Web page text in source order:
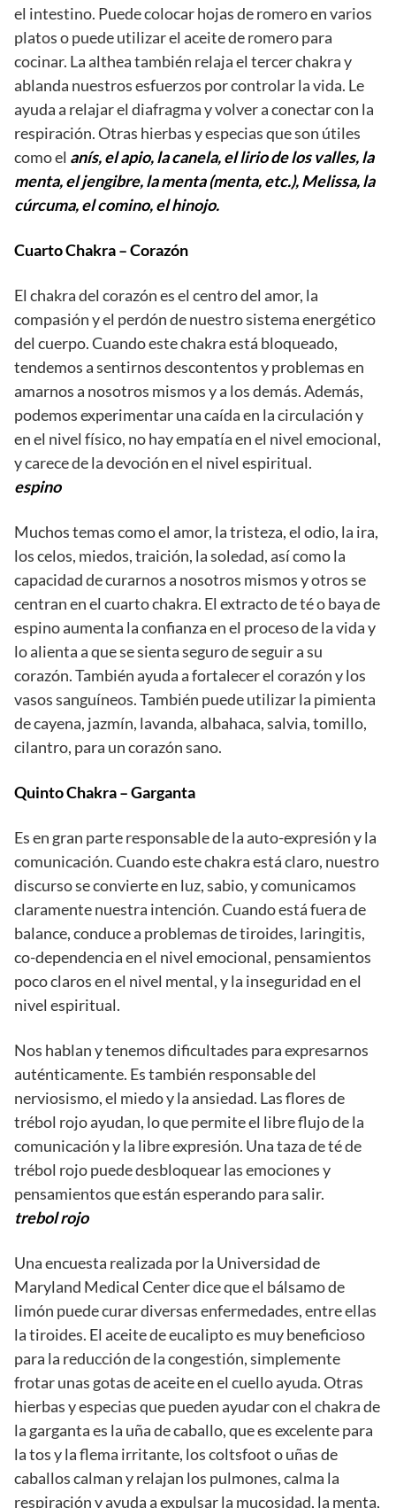
el intestino. Puede colocar hojas de romero en varios
platos o puede utilizar el aceite de romero para
cocinar. La althea también relaja el tercer chakra y
ablanda nuestros esfuerzos por controlar la vida. Le
ayuda a relajar el diafragma y volver a conectar con la
respiración. Otras hierbas y especias que son útiles
como el anís, el apio, la canela, el lirio de los valles, la
menta, el jengibre, la menta (menta, etc.), Melissa, la
cúrcuma, el comino, el hinojo.
Cuarto Chakra – Corazón
El chakra del corazón es el centro del amor, la
compasión y el perdón de nuestro sistema energético
del cuerpo. Cuando este chakra está bloqueado,
tendemos a sentirnos descontentos y problemas en
amarnos a nosotros mismos y a los demás. Además,
podemos experimentar una caída en la circulación y
en el nivel físico, no hay empatía en el nivel emocional,
y carece de la devoción en el nivel espiritual.
espino
Muchos temas como el amor, la tristeza, el odio, la ira,
los celos, miedos, traición, la soledad, así como la
capacidad de curarnos a nosotros mismos y otros se
centran en el cuarto chakra. El extracto de té o baya de
espino aumenta la confianza en el proceso de la vida y
lo alienta a que se sienta seguro de seguir a su
corazón. También ayuda a fortalecer el corazón y los
vasos sanguíneos. También puede utilizar la pimienta
de cayena, jazmín, lavanda, albahaca, salvia, tomillo,
cilantro, para un corazón sano.
Quinto Chakra – Garganta
Es en gran parte responsable de la auto-expresión y la
comunicación. Cuando este chakra está claro, nuestro
discurso se convierte en luz, sabio, y comunicamos
claramente nuestra intención. Cuando está fuera de
balance, conduce a problemas de tiroides, laringitis,
co-dependencia en el nivel emocional, pensamientos
poco claros en el nivel mental, y la inseguridad en el
nivel espiritual.
Nos hablan y tenemos dificultades para expresarnos
auténticamente. Es también responsable del
nerviosismo, el miedo y la ansiedad. Las flores de
trébol rojo ayudan, lo que permite el libre flujo de la
comunicación y la libre expresión. Una taza de té de
trébol rojo puede desbloquear las emociones y
pensamientos que están esperando para salir.
trebol rojo
Una encuesta realizada por la Universidad de
Maryland Medical Center dice que el bálsamo de
limón puede curar diversas enfermedades, entre ellas
la tiroides. El aceite de eucalipto es muy beneficioso
para la reducción de la congestión, simplemente
frotar unas gotas de aceite en el cuello ayuda. Otras
hierbas y especias que pueden ayudar con el chakra de
la garganta es la uña de caballo, que es excelente para
la tos y la flema irritante, los coltsfoot o uñas de
caballos calman y relajan los pulmones, calma la
respiración y ayuda a expulsar la mucosidad, la menta,